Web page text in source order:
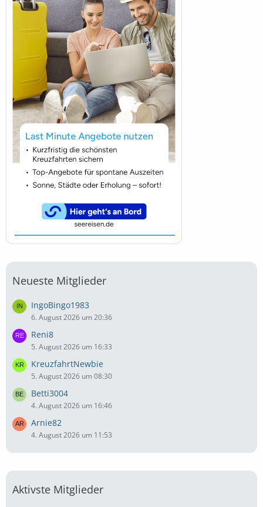
Neueste Mitglieder
IngoBingo1983
6. August 2026 um 20:36
Reni8
5. August 2026 um 16:33
KreuzfahrtNewbie
5. August 2026 um 08:30
Betti3004
4. August 2026 um 16:46
Arnie82
4. August 2026 um 11:53
Aktivste Mitglieder